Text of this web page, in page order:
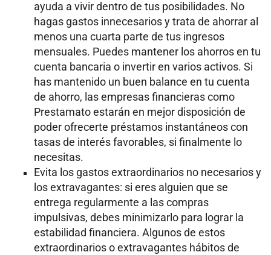
ayuda a vivir dentro de tus posibilidades. No
hagas gastos innecesarios y trata de ahorrar al
menos una cuarta parte de tus ingresos
mensuales. Puedes mantener los ahorros en tu
cuenta bancaria o invertir en varios activos. Si
has mantenido un buen balance en tu cuenta
de ahorro, las empresas financieras como
Prestamato estarán en mejor disposición de
poder ofrecerte préstamos instantáneos con
tasas de interés favorables, si finalmente lo
necesitas.
Evita los gastos extraordinarios no necesarios y
los extravagantes: si eres alguien que se
entrega regularmente a las compras
impulsivas, debes minimizarlo para lograr la
estabilidad financiera. Algunos de estos
extraordinarios o extravagantes hábitos de